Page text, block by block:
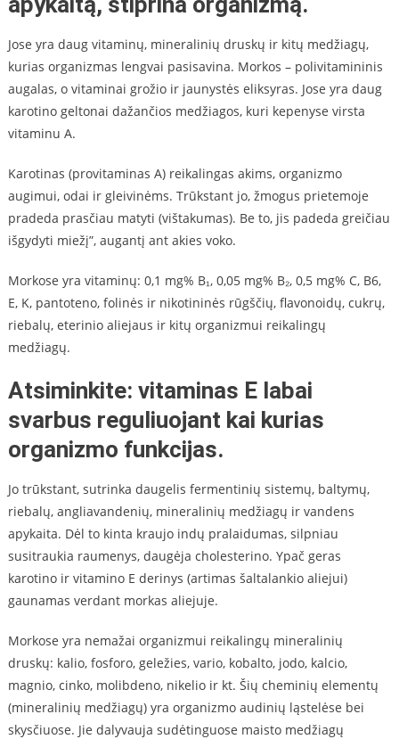
Jose yra daug vitaminų, mineralinių druskų ir kitų medžiagų,
kurias organizmas lengvai pasisavina. Morkos – polivitamininis
augalas, o vitaminai grožio ir jaunystės eliksyras. Jose yra daug
karotino geltonai dažančios medžiagos, kuri kepenyse virsta
vitaminu A.
Karotinas (provitaminas A) reikalingas akims, organizmo
augimui, odai ir gleivinėms. Trūkstant jo, žmogus prietemoje
pradeda prasčiau matyti (vištakumas). Be to, jis padeda greičiau
išgydyti miežį”, augantį ant akies voko.
Morkose yra vitaminų: 0,1 mg% B₁, 0,05 mg% B₂, 0,5 mg% C, B6,
E, K, pantoteno, folinės ir nikotininės rūgščių, flavonoidų, cukrų,
riebalų, eterinio aliejaus ir kitų organizmui reikalingų
medžiagų.
Atsiminkite: vitaminas E labai
svarbus reguliuojant kai kurias
organizmo funkcijas.
Jo trūkstant, sutrinka daugelis fermentinių sistemų, baltymų,
riebalų, angliavandenių, mineralinių medžiagų ir vandens
apykaita. Dėl to kinta kraujo indų pralaidumas, silpniau
susitraukia raumenys, daugėja cholesterino. Ypač geras
karotino ir vitamino E derinys (artimas šaltalankio aliejui)
gaunamas verdant morkas aliejuje.
Morkose yra nemažai organizmui reikalingų mineralinių
druskų: kalio, fosforo, geležies, vario, kobalto, jodo, kalcio,
magnio, cinko, molibdeno, nikelio ir kt. Šių cheminių elementų
(mineralinių medžiagų) yra organizmo audinių ląstelėse bei
skysčiuose. Jie dalyvauja sudėtinguose maisto medžiagų